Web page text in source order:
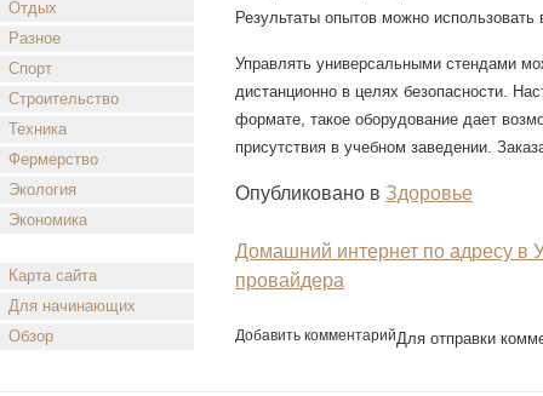
Отдых
Разное
Спорт
Строительство
Техника
Фермерство
Экология
Экономика
Карта сайта
Для начинающих
Обзор
Результаты опытов можно
Управлять универсальными стендами
дистанционно в целях безопасности.
формате, такое оборудование дает
присутствия в учебном заведении.
Опубликовано в Здоровье
Навигация
по
записям
Домашний интернет по адресу в
провайдера
Добавить комментарийДля отправки